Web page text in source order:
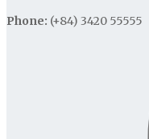
Phone: (+84) 3420 55555